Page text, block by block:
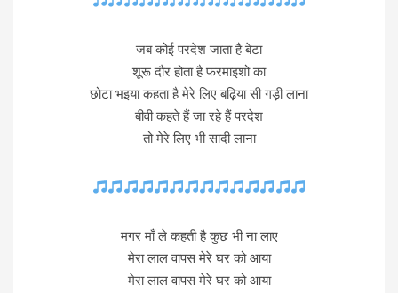
जब कोई परदेश जाता है बेटा
शूरू दौर होता है फरमाइशो का
छोटा भइया कहता है मेरे लिए बढ़िया सी गड़ी लाना
बीवी कहते हैं जा रहे हैं परदेश
तो मेरे लिए भी सादी लाना
मगर माँ ले कहती है कुछ भी ना लाए
मेरा लाल वापस मेरे घर को आया
मेरा लाल वापस मेरे घर को आया